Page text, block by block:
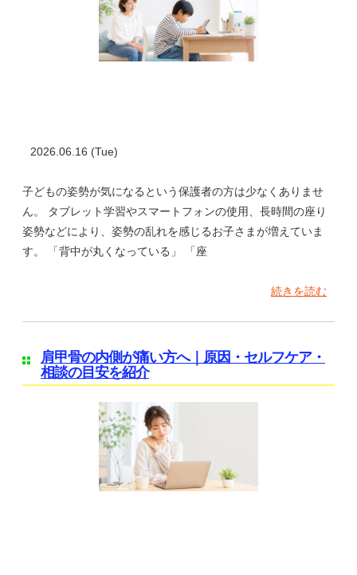
2026.06.16 (Tue)
子どもの姿勢が気になるという保護者の方は少なくありませ
ん。 タブレット学習やスマートフォンの使用、長時間の座り
姿勢などにより、姿勢の乱れを感じるお子さまが増えていま
す。 「背中が丸くなっている」 「座
続きを読む
肩甲骨の内側が痛い方へ｜原因・セルフケア・
相談の目安を紹介